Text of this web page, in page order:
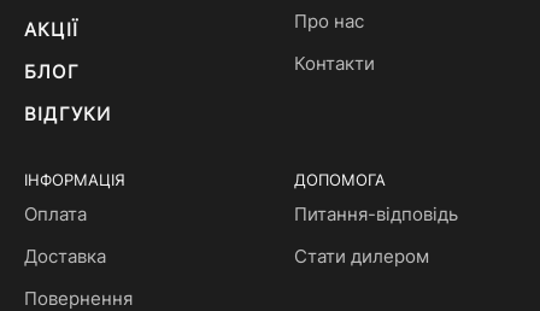
АКЦІЇ
БЛОГ
ВІДГУКИ
Про нас
Контакти
ІНФОРМАЦІЯ
Оплата
Доставка
Повернення
ДОПОМОГА
Питання-відповідь
Стати дилером